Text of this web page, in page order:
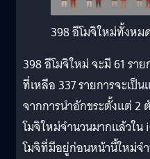
398 อีโมจิใหม่ทั้งหม
398 อีโมจิใหม่ จะมี 61 รา
ที่เหลือ 337 รายการจะเป็
จากการนำอักขระตั้งแต่ 2
โมจิใหม่จำนวนมากแล้วใน
โมจิที่มีอยู่ก่อนหน้านี้ใหม่จ